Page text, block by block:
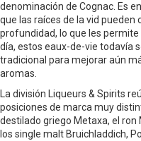
denominación de Cognac. Es
que las raíces de la vid
profundidad, lo que les
día, estos eaux-de-vie todavía
tradicional para mejorar aún
aromas.
La división Liqueurs & Spirits
posiciones de marca muy
destilado griego Metaxa, el ron
los single malt Bruichladdich,